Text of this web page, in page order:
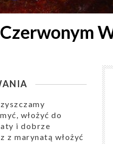
włożyć do
i dobrze
z marynatą włożyć